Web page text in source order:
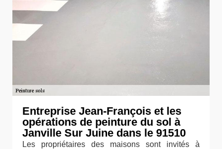
Entreprise Jean-François et les
opérations de peinture du sol à
Janville Sur Juine dans le 91510
Les propriétaires des maisons sont invités à